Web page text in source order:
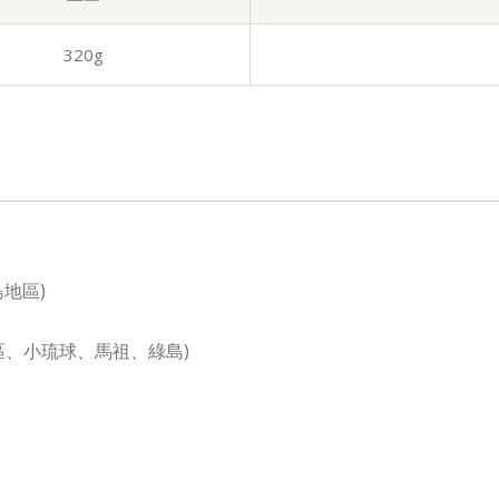
320g
區)
小琉球、馬祖、綠島)